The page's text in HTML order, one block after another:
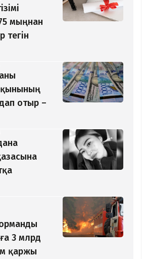
мыңнан
тегін
отыр –
3 млрд
қаржы